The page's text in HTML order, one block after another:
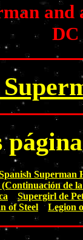
and
Superman
de
Supergirl de
of Steel Legion